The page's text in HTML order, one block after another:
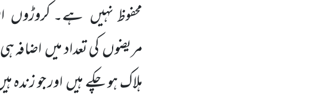
محفوظ نہیں ہے۔
مریضوں کی تعداد میں
ہلاک ہو چکے ہیں اور جو